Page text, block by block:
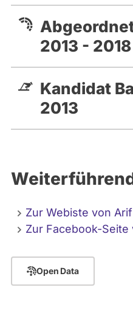
2013 - 2018
Kandidat
2013
Zur Webiste von
Zur Facebook-Seite
Open Data